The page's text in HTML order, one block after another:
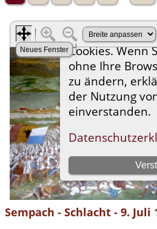
Sempach - Schlacht - 9. Juli